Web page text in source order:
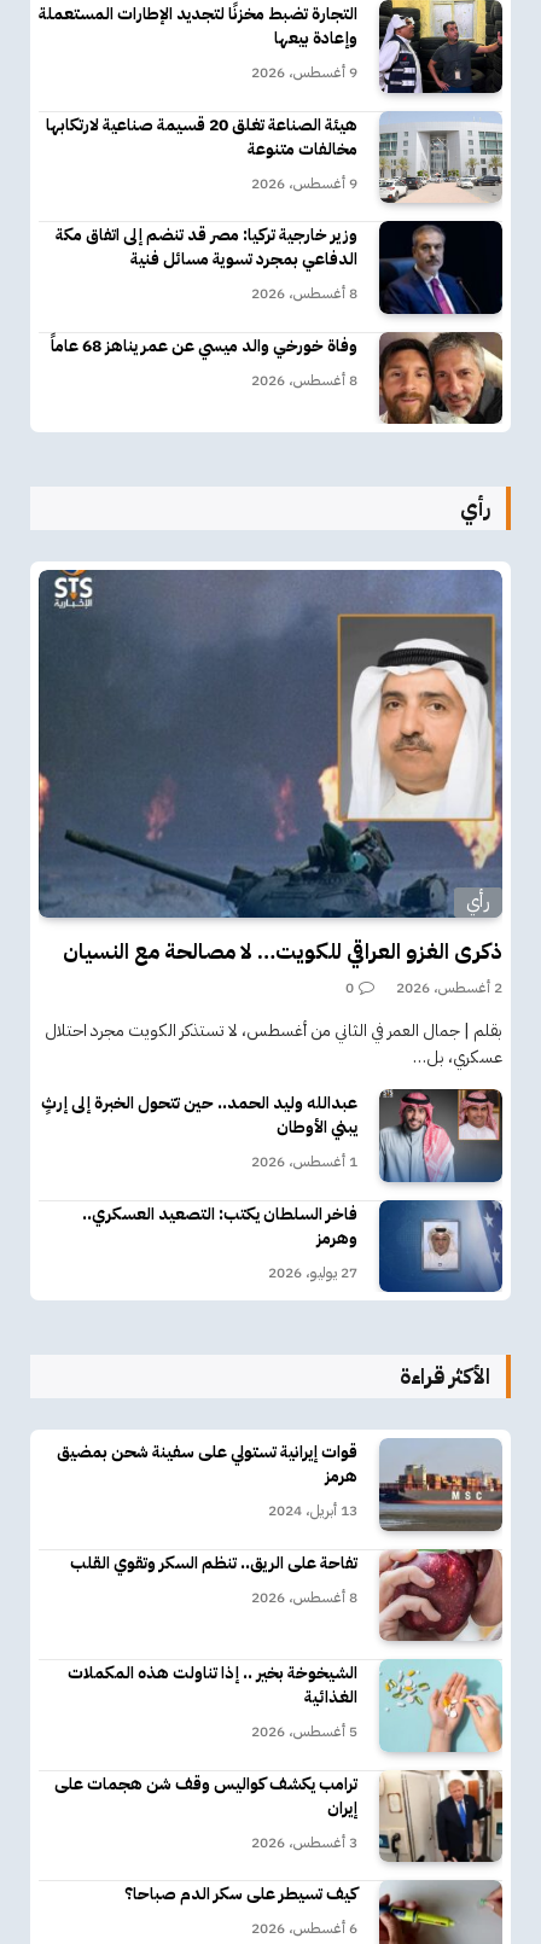
التجارة تضبط مخزنًا لتجديد الإطارات المستعملة
وإعادة بيعها
9 أغسطس، 2026
هيئة الصناعة تغلق 20 قسيمة صناعية لارتكابها
مخالفات متنوعة
9 أغسطس، 2026
وزير خارجية تركيا: مصر قد تنضم إلى اتفاق مكة
الدفاعي بمجرد تسوية مسائل فنية
8 أغسطس، 2026
وفاة خورخي والد ميسي عن عمر يناهز 68 عاماً
8 أغسطس، 2026
رأي
رأي
ذكرى الغزو العراقي للكويت… لا مصالحة مع النسيان
2 أغسطس، 2026 0
بقلم | جمال العمر في الثاني من أغسطس، لا تستذكر الكويت مجرد احتلال
عسكري، بل…
عبدالله وليد الحمد.. حين تتحول الخبرة إلى إرثٍ
يبني الأوطان
1 أغسطس، 2026
فاخر السلطان يكتب: التصعيد العسكري..
وهرمز
27 يوليو، 2026
الأكثر قراءة
قوات إيرانية تستولي على سفينة شحن بمضيق
هرمز
13 أبريل، 2024
تفاحة على الريق.. تنظم السكر وتقوي القلب
8 أغسطس، 2026
الشيخوخة بخير .. إذا تناولت هذه المكملات
الغذائية
5 أغسطس، 2026
ترامب يكشف كواليس وقف شن هجمات على
إيران
3 أغسطس، 2026
كيف تسيطر على سكر الدم صباحا؟
6 أغسطس، 2026